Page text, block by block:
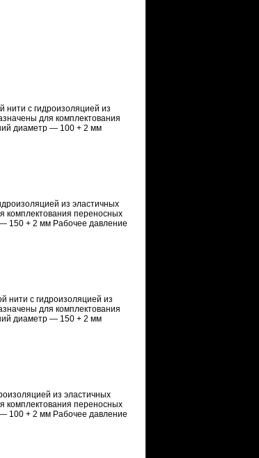
с гидроизоляцией из
для комплектования
диаметр — 100 + 2 мм
из эластичных
комплектования переносных
150 + 2 мм Рабочее давление
нити с гидроизоляцией из
для комплектования
диаметр — 150 + 2 мм
из эластичных
комплектования переносных
100 + 2 мм Рабочее давление